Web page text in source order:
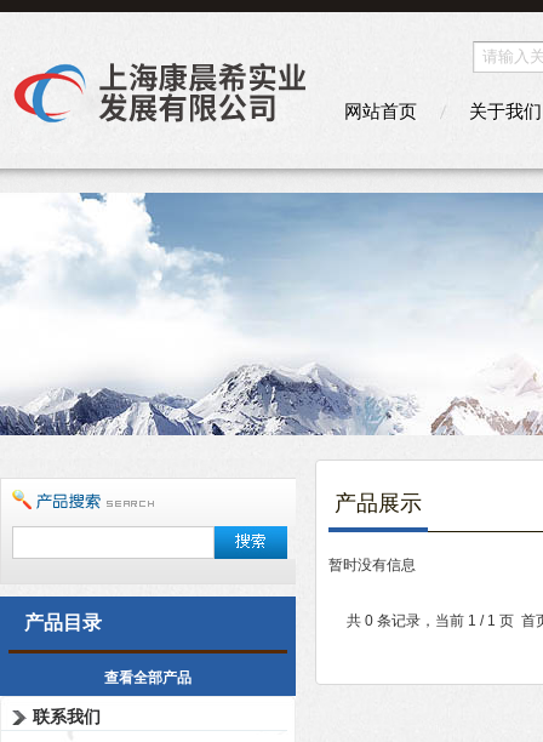
网站首页 关于我们
产品目录
查看全部产品
联系我们
产品展示
暂时没有信息
共 0 条记录，当前 1 / 1 页